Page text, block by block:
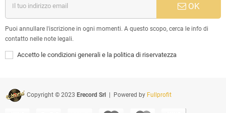
OK
Puoi annullare l'iscrizione in ogni momenti. A questo scopo, cerca le info di
contatto nelle note legali.
Accetto le condizioni generali e la politica di riservatezza
Copyright © 2023 Erecord Srl | Powered by Fullprofit